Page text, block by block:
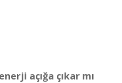
açığa çıkar mı